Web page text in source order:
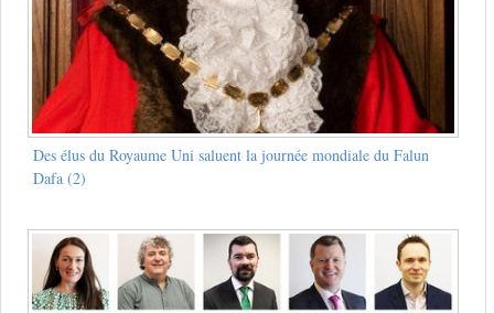
Des élus du Royaume Uni saluent la journée mondiale du Falun
Dafa (2)